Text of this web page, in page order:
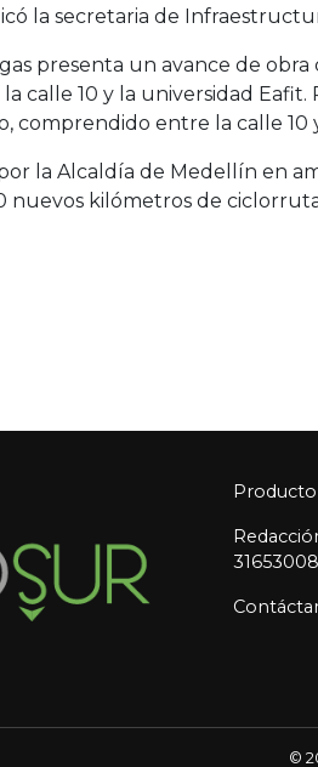
la secretaria de
presenta un avance de
calle 10 y la universidad
entre la calle 10
la Alcaldía de Medellín en
nuevos kilómetros de
©